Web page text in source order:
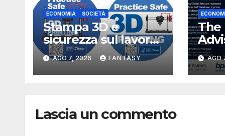
ECONOMIA SOCIETÀ
Stampa 3D e
sicurezza sul lavoro,
i rischi dell’additive
manufacturing
secondo NIOSH
AGO 7, 2026 FANTASY
The
per
AGO
Lascia un commento